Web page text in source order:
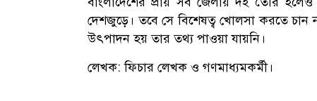
দেশজুড়ে। তবে সে বিশেষত্ব খোলসা করতে চান
উৎপাদন হয় তার তথ্য পাওয়া যায়নি।
লেখক: ফিচার লেখক ও গণমাধ্যমকর্মী।